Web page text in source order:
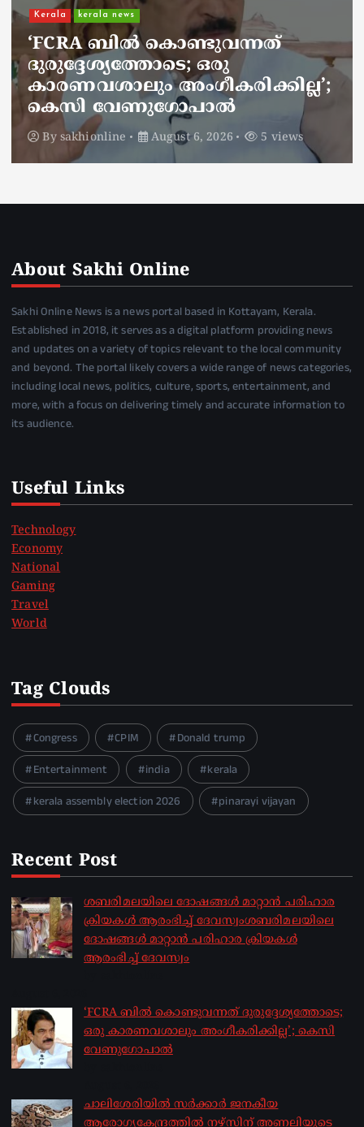
ചാലിശേരിയില്‍ സര്‍ക്കാര്‍
ജനകീയ ആരോഗ്യകേന്ദ്രത്തില്‍
നഴ്സിന് അണലിയുടെ കടിയേറ്റു;
അണലിയുടെ കടിയേറ്റത്
ഡ്യൂട്ടിക്കിടെ
By sakhionline August 6, 2026 4 views
About Sakhi Online
Sakhi Online News is a news portal based in Kottayam, Kerala.
Established in 2018, it serves as a digital platform providing news
and updates on a variety of topics relevant to the local community
and beyond. The portal likely covers a wide range of news categories,
including local news, politics, culture, sports, entertainment, and
more, with a focus on delivering timely and accurate information to
its audience.
Useful Links
Technology
Economy
National
Gaming
Travel
World
Tag Clouds
Congress CPIM
Donald trump
Entertainment
india
kerala
kerala assembly election 2026
pinarayi vijayan
Recent Post
ശബരിമലയിലെ ദോഷങ്ങൾ മാറ്റാൻ പരിഹാര
ക്രിയകൾ ആരംഭിച്ച് ദേവസ്വംശബരിമലയിലെ
ദോഷങ്ങൾ മാറ്റാൻ പരിഹാര ക്രിയകൾ
ആരംഭിച്ച് ദേവസ്വം
‘FCRA ബിൽ കൊണ്ടുവന്നത് ദുരുദ്ദേശ്യത്തോടെ;
ഒരു കാരണവശാലും അം​ഗീകരിക്കില്ല’; കെസി
വേണു​ഗോപാൽ
ചാലിശേരിയില്‍ സര്‍ക്കാര്‍ ജനകീയ
ആരോഗ്യകേന്ദ്രത്തില്‍ നഴ്സിന് അണലിയുടെ